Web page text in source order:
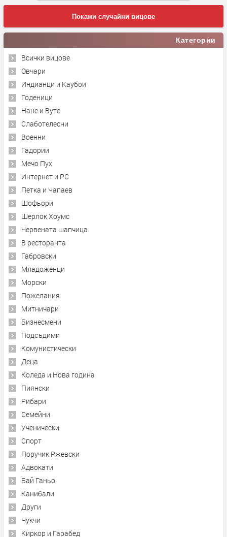
Покажи случайни вицове
Категории
Всички вицове
Овчари
Индианци и Каубои
Годеници
Нане и Вуте
Слаботелесни
Военни
Гадории
Мечо Пух
Интернет и PC
Петка и Чапаев
Шофьори
Шерлок Хоумс
Червената шапчица
В ресторанта
Габровски
Младоженци
Морски
Пожелания
Митничари
Бизнесмени
Подсъдими
Комунистически
Деца
Коледа и Нова година
Пиянски
Рибари
Семейни
Ученически
Спорт
Поручик Ржевски
Адвокати
Бай Ганьо
Канибали
Други
Чукчи
Киркор и Гарабед